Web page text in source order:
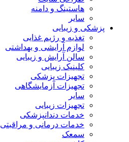
هاستینگ و دامنه
سایر
پزشکی و زیبایی
تغذیه و رژیم غذایی
لوازم آرایشی و بهداشتی
سالن آرایش و زیبایی
کلینیک زیبایی
تجهیزات پزشکی
تجهیزات آزمایشگاهی
سایر
تجهیزات زیبایی
خدمات دندانپزشکی
خدمات درمانی و مراقبتی
سمعک